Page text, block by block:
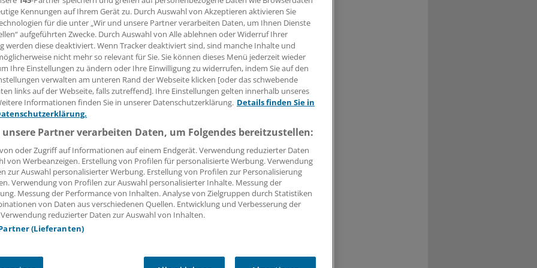
Leserin, lieber Leser,
Beitrag können Sie lesen, sobald Sie sich eingeloggt haben.
Jetzt anmelden »
Kostenlos registrieren »
vergessen?
Problem beim Login?
ist mit wenigen Klicks erledigt und kostenlos.
des kostenlosen Login:
Analysen, Hintergründe und Infografiken
Interviews und Praxis-Tipps
auf allemedizinischen Berichte und Kommentare
Voraussetzungen für den Zugang
Kennungen auf Ihrem Gerät zu. Durch Auswahl von Akzeptieren aktivieren Sie
für die unter „Wir und unsere Partner verarbeiten Daten, um Ihnen Dienste
aufgeführten Zwecke. Durch Auswahl von Alle ablehnen oder Widerruf Ihrer
werden diese deaktiviert. Wenn Tracker deaktiviert sind, sind manche Inhalte und
nicht mehr so relevant für Sie. Sie können dieses Menü jederzeit wieder
Ihre Einstellungen zu ändern oder Ihre Einwilligung zu widerrufen, indem Sie auf den
verwalten am unteren Rand der Webseite klicken [oder das schwebende
links auf der Webseite, falls zutreffend]. Ihre Einstellungen gelten innerhalb unseres
Informationen finden Sie in unserer Datenschutzerklärung. Details finden Sie in
Partner verarbeiten Daten, um Folgendes bereitzustellen:
oder Zugriff auf Informationen auf einem Endgerät. Verwendung reduzierter Daten
von Werbeanzeigen. Erstellung von Profilen für personalisierte Werbung. Verwendung
zur Auswahl personalisierter Werbung. Erstellung von Profilen zur Personalisierung
Verwendung von Profilen zur Auswahl personalisierter Inhalte. Messung der
Messung der Performance von Inhalten. Analyse von Zielgruppen durch Statistiken
von Daten aus verschiedenen Quellen. Entwicklung und Verbesserung der
reduzierter Daten zur Auswahl von Inhalten.
(Lieferanten)